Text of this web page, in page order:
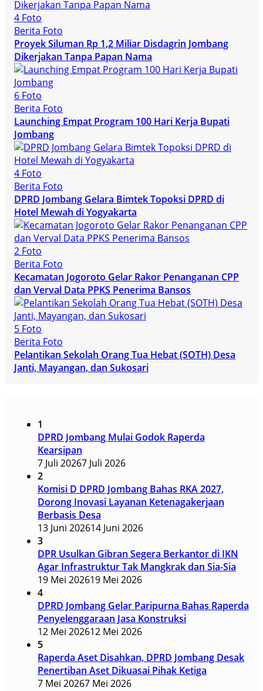
4 Foto
Berita Foto
Proyek Siluman Rp 1,2 Miliar Disdagrin Jombang
Dikerjakan Tanpa Papan Nama
6 Foto
Berita Foto
Launching Empat Program 100 Hari Kerja Bupati
Jombang
4 Foto
Berita Foto
DPRD Jombang Gelara Bimtek Topoksi DPRD di
Hotel Mewah di Yogyakarta
2 Foto
Berita Foto
Kecamatan Jogoroto Gelar Rakor Penanganan CPP
dan Verval Data PPKS Penerima Bansos
5 Foto
Berita Foto
Pelantikan Sekolah Orang Tua Hebat (SOTH) Desa
Janti, Mayangan, dan Sukosari
1
DPRD Jombang Mulai Godok Raperda
Kearsipan
7 Juli 20267 Juli 2026
2
Komisi D DPRD Jombang Bahas RKA 2027,
Dorong Inovasi Layanan Ketenagakerjaan
Berbasis Desa
13 Juni 202614 Juni 2026
3
DPR Usulkan Gibran Segera Berkantor di IKN
Agar Infrastruktur Tak Mangkrak dan Sia-Sia
19 Mei 202619 Mei 2026
4
DPRD Jombang Gelar Paripurna Bahas Raperda
Penyelenggaraan Jasa Konstruksi
12 Mei 202612 Mei 2026
5
Raperda Aset Disahkan, DPRD Jombang Desak
Penertiban Aset Dikuasai Pihak Ketiga
7 Mei 20267 Mei 2026